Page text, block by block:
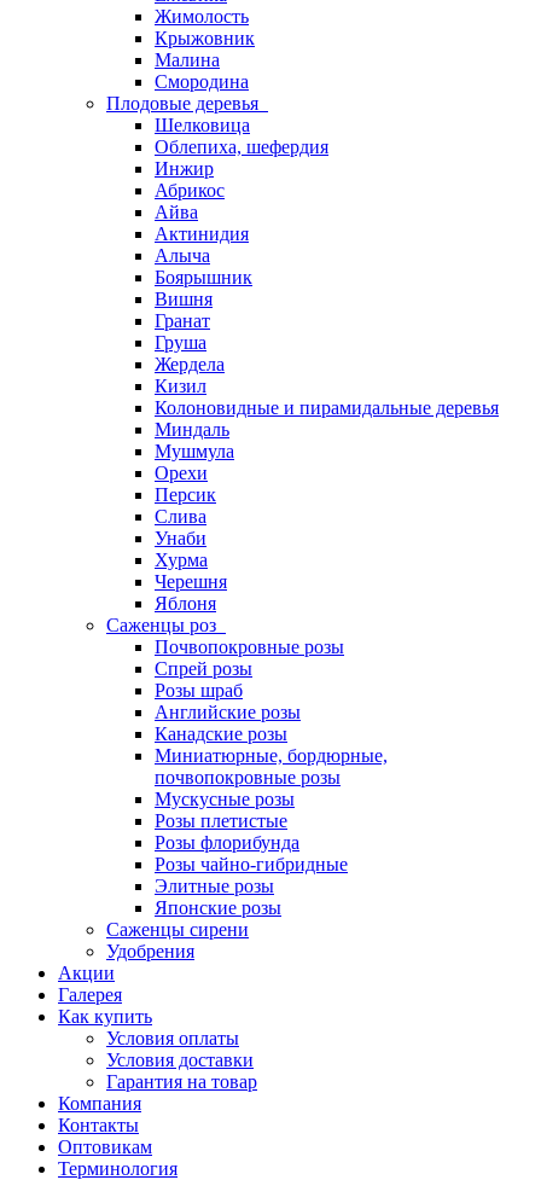
Жимолость
Крыжовник
Малина
Смородина
Плодовые деревья
Шелковица
Облепиха, шефердия
Инжир
Абрикос
Айва
Актинидия
Алыча
Боярышник
Вишня
Гранат
Груша
Жердела
Кизил
Колоновидные и пирамидальные деревья
Миндаль
Мушмула
Орехи
Персик
Слива
Унаби
Хурма
Черешня
Яблоня
Саженцы роз
Почвопокровные розы
Спрей розы
Розы шраб
Английские розы
Канадские розы
Миниатюрные, бордюрные,
почвопокровные розы
Мускусные розы
Розы плетистые
Розы флорибунда
Розы чайно-гибридные
Элитные розы
Японские розы
Саженцы сирени
Удобрения
Акции
Галерея
Как купить
Условия оплаты
Условия доставки
Гарантия на товар
Компания
Контакты
Оптовикам
Терминология